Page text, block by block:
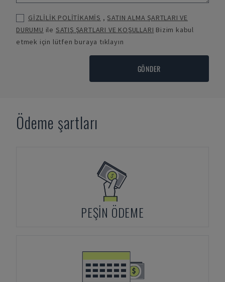
GİZLİLİK POLİTİKAMİS ,SATIN ALMA ŞARTLARI VE
DURUMU ile SATIŞ ŞARTLARI VE KOŞULLARI Bizim kabul
etmek için lütfen buraya tıklayın
GÖNDER
Ödeme şartları
PEŞIN ÖDEME